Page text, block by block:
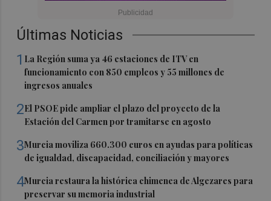
Últimas Noticias
1 La Región suma ya 46 estaciones de ITV en
funcionamiento con 850 empleos y 55 millones de
ingresos anuales
2El PSOE pide ampliar el plazo del proyecto de la
Estación del Carmen por tramitarse en agosto
3Murcia moviliza 660.300 euros en ayudas para políticas
de igualdad, discapacidad, conciliación y mayores
4Murcia restaura la histórica chimenea de Algezares para
preservar su memoria industrial